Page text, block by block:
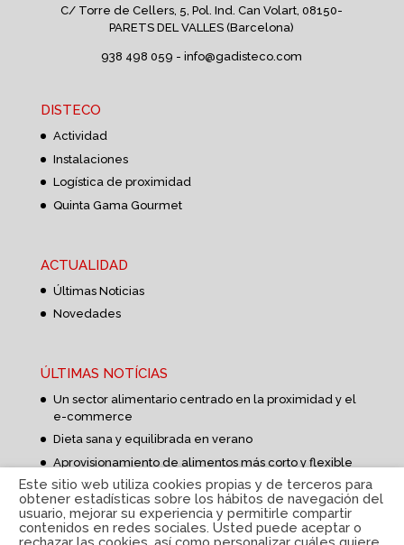
C/ Torre de Cellers, 5, Pol. Ind. Can Volart,08150-
PARETS DEL VALLES (Barcelona)
938 498 059 -info@gadisteco.com
DISTECO
Actividad
Instalaciones
Logística de proximidad
Quinta Gama Gourmet
ACTUALIDAD
Últimas Noticias
Novedades
ÚLTIMAS NOTÍCIAS
Un sector alimentario centrado en la proximidad y el
e-commerce
Dieta sana y equilibrada en verano
Aprovisionamiento de alimentos más corto y flexible
Este sitio web utiliza cookies propias y de terceros para
obtener estadísticas sobre los hábitos de navegación del
usuario, mejorar su experiencia y permitirle compartir
contenidos en redes sociales. Usted puede aceptar o
rechazar las cookies, así como personalizar cuáles quiere